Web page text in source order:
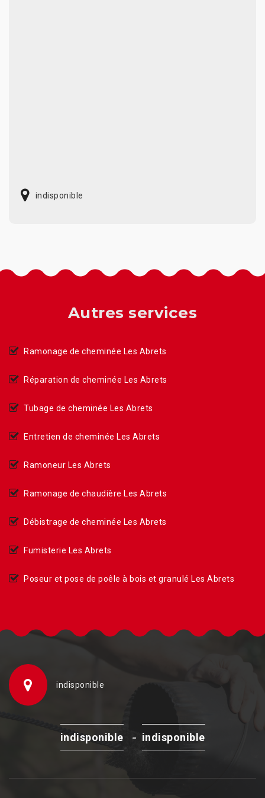
indisponible
Autres services
Ramonage de cheminée Les Abrets
Réparation de cheminée Les Abrets
Tubage de cheminée Les Abrets
Entretien de cheminée Les Abrets
Ramoneur Les Abrets
Ramonage de chaudière Les Abrets
Débistrage de cheminée Les Abrets
Fumisterie Les Abrets
Poseur et pose de poêle à bois et granulé Les Abrets
indisponible
indisponible - indisponible